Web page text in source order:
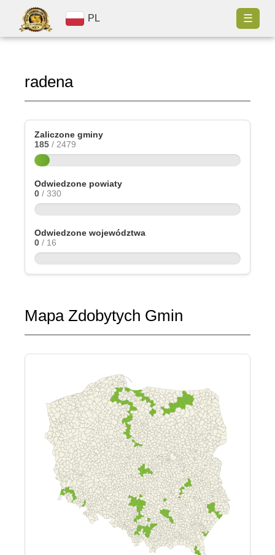
PL ☰
radena
Zaliczone gminy
185 / 2479
Odwiedzone powiaty
0 / 330
Odwiedzone województwa
0 / 16
Mapa Zdobytych Gmin